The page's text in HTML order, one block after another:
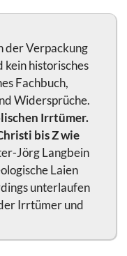
der Verpackung
kein historisches
Fachbuch,
Widersprüche.
Irrtümer.
bis Z wie
Jörg Langbein
Laien
unterlaufen
Irrtümer und